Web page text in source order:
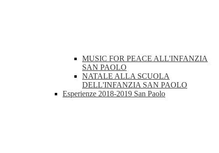
MUSIC FOR PEACE ALL'INFANZIA
SAN PAOLO
NATALE ALLA SCUOLA
DELL'INFANZIA SAN PAOLO
Esperienze 2018-2019 San Paolo